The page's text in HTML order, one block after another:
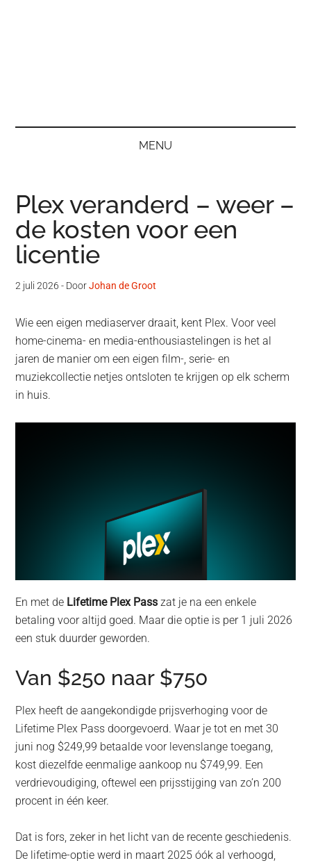
MENU
Plex veranderd – weer –
de kosten voor een
licentie
2 juli 2026 - DoorJohan de Groot
Wie een eigen mediaserver draait, kent Plex. Voor veel
home-cinema- en media-enthousiastelingen is het al
jaren de manier om een eigen film-, serie- en
muziekcollectie netjes ontsloten te krijgen op elk scherm
in huis.
En met de Lifetime Plex Pass zat je na een enkele
betaling voor altijd goed. Maar die optie is per 1 juli 2026
een stuk duurder geworden.
Van $250 naar $750
Plex heeft de aangekondigde prijsverhoging voor de
Lifetime Plex Pass doorgevoerd. Waar je tot en met 30
juni nog $249,99 betaalde voor levenslange toegang,
kost diezelfde eenmalige aankoop nu $749,99. Een
verdrievoudiging, oftewel een prijsstijging van zo’n 200
procent in één keer.
Dat is fors, zeker in het licht van de recente geschiedenis.
De lifetime-optie werd in maart 2025 óók al verhoogd,